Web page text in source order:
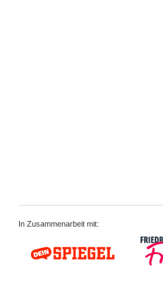
In Zusammenarbeit mit: